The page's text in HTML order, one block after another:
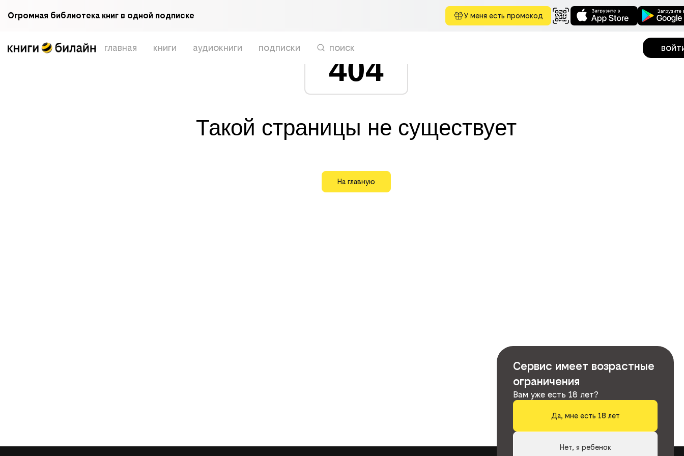
Огромная библиотека книг в одной подписке У меня есть промокод
главная книги аудиокниги подписки поиск
404
Такой страницы не существует
На главную
Сервис имеет возрастные
ограничения
Вам уже есть 18 лет?
Да, мне есть 18 лет
Нет, я ребенок